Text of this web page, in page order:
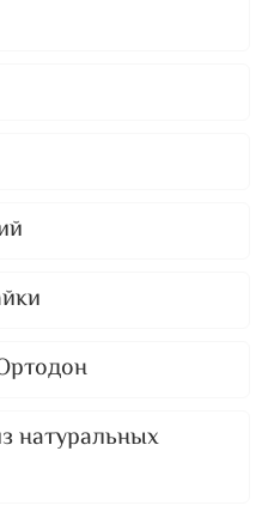
натуральных